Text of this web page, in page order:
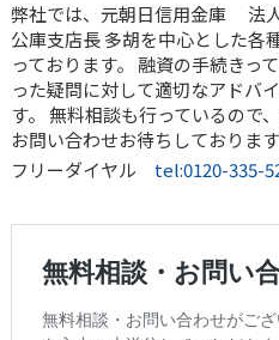
弊社では、元朝日信用金庫 法
公庫支店長 多胡を中心とした各
っております。 融資の手続きっ
った疑問に対して適切なアドバ
す。 無料相談も行っているので
お問い合わせお待ちしております
フリーダイヤル tel:0120-335-